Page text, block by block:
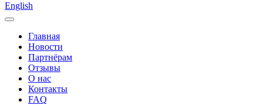
English
Главная
Новости
Партнёрам
Отзывы
О нас
Контакты
FAQ